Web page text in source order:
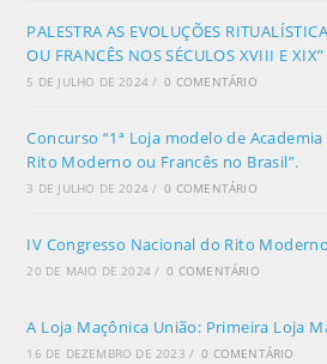
PALESTRA AS EVOLUÇÕES
OU FRANCÊS NOS SÉCULOS XVIII E XIX”
5 DE JULHO DE 2024 / 0 COMENTÁRIO
Concurso “1ª Loja modelo de
Rito Moderno ou Francês no Brasil”.
3 DE JULHO DE 2024 / 0 COMENTÁRIO
IV Congresso Nacional do Rito
20 DE MAIO DE 2024 / 0 COMENTÁRIO
A Loja Maçônica União: Primeira Loja
16 DE DEZEMBRO DE 2023 / 0 COMENTÁRIO